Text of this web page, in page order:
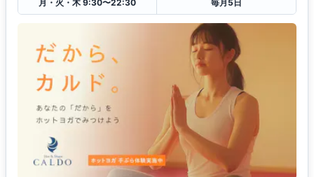
月・火・木 9:30〜22:30 毎月5日